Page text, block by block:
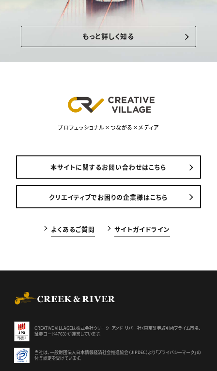
もっと詳しく知る
プロフェッショナル×つながる×メディア
本サイトに関するお問い合わせはこちら
クリエイティブでお困りの企業様はこちら
よくあるご質問 サイトガイドライン
CREATIVE VILLAGEは株式会社クリーク･アンド･リバー社（東京証券取引所プライム市場、
証券コード4763）が運営しています。
当社は、一般財団法人日本情報経済社会推進協会（JIPDEC）より 「プライバシーマーク」の
付与認定を受けています。